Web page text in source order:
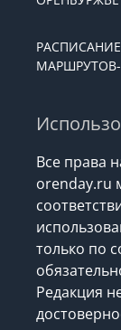
МАРШРУТОВ-
Все права
orenday.ru
только по
Редакция